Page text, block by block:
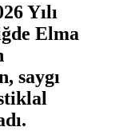
Yılı
Elma
saygı